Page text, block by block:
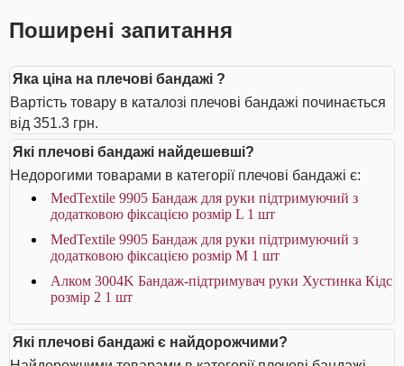
Поширені запитання
Яка ціна на плечові бандажі ?
Вартість товару в каталозі плечові бандажі починається
від 351.3 грн.
Які плечові бандажі найдешевші?
Недорогими товарами в категорії плечові бандажі є:
MedTextile 9905 Бандаж для руки підтримуючий з
додатковою фіксацією розмір L 1 шт
MedTextile 9905 Бандаж для руки підтримуючий з
додатковою фіксацією розмір M 1 шт
Алком 3004K Бандаж-підтримувач руки Хустинка Кідс
розмір 2 1 шт
Які плечові бандажі є найдорожчими?